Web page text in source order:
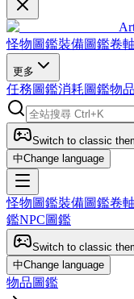
怪物圖鑑裝備圖鑑卷
更多
任務圖鑑消耗圖鑑物
Switch to classic
中Change language
怪物圖鑑裝備圖鑑卷
鑑NPC圖鑑
Switch to classic
中Change language
物品圖鑑